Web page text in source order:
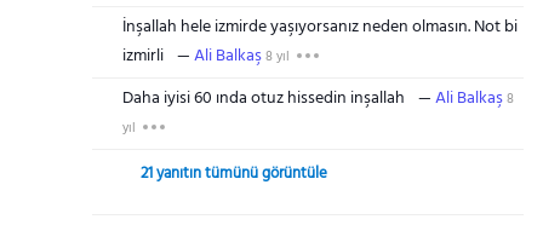
İnşallah hele izmirde yaşıyorsanız neden olmasın. Not bi
izmirli
Ali Balkaş8 yıl
Daha iyisi 60 ında otuz hissedin inşallah Ali Balkaş8
yıl
21 yanıtın tümünü görüntüle